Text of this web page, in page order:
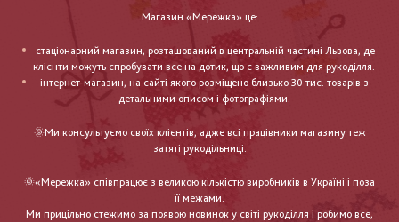
Магазин «Мережка» це:
стаціонарний магазин, розташований в центральній частині Львова, де
клієнти можуть спробувати все на дотик, що є важливим для рукоділля.
інтернет-магазин, на сайті якого розміщено близько 30 тис. товарів з
детальними описом і фотографіями.
🌞Ми консультуємо своїх клієнтів, адже всі працівники магазину теж
затяті рукодільниці.
🌞«Мережка» співпрацює з великою кількістю виробників в Україні і поза
її межами.
Ми прицільно стежимо за появою новинок у світі рукоділля і робимо все,